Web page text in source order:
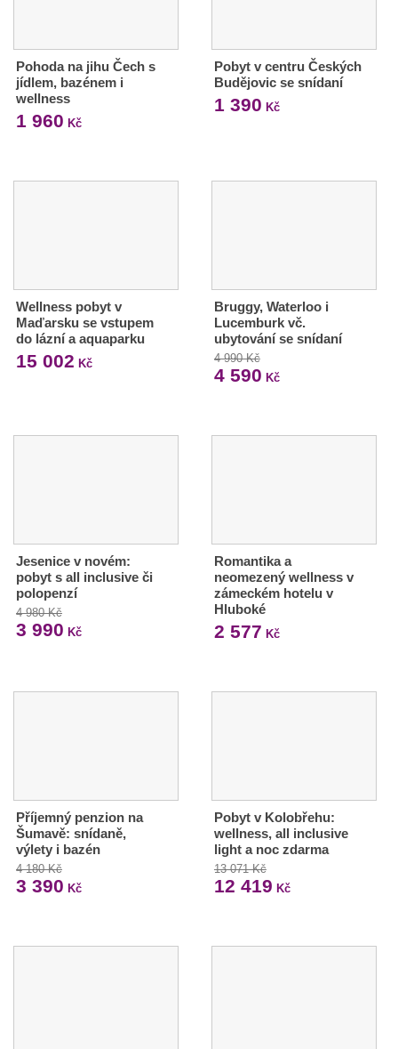
Pohoda na jihu Čech s
jídlem, bazénem i
wellness
1 960 Kč
Pobyt v centru Českých
Budějovic se snídaní
1 390 Kč
Wellness pobyt v
Maďarsku se vstupem
do lázní a aquaparku
15 002 Kč
Bruggy, Waterloo i
Lucemburk vč.
ubytování se snídaní
4 990 Kč
4 590 Kč
Jesenice v novém:
pobyt s all inclusive či
polopenzí
4 980 Kč
3 990 Kč
Romantika a
neomezený wellness v
zámeckém hotelu v
Hluboké
2 577 Kč
Příjemný penzion na
Šumavě: snídaně,
výlety i bazén
4 180 Kč
3 390 Kč
Pobyt v Kolobřehu:
wellness, all inclusive
light a noc zdarma
13 071 Kč
12 419 Kč